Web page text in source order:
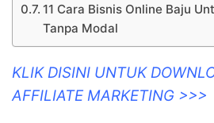
11 Cara Bisnis Online Baju
Tanpa Modal
KLIK DISINI UNTUK
AFFILIATE MARKETING >>>